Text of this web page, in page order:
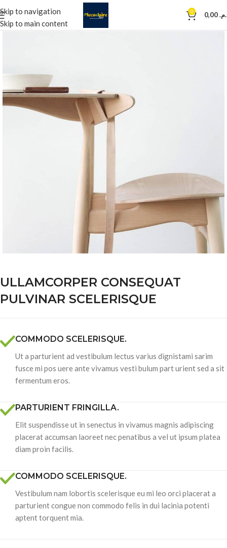
Skip to navigation
Skip to main content
0
ULLAMCORPER CONSEQUAT
PULVINAR SCELERISQUE
COMMODO SCELERISQUE.
Ut a parturient ad vestibulum lectus varius dignistami sarim
fusce mi pos uere ante vivamus vesti bulum part urient sed a sit
fermentum eros.
PARTURIENT FRINGILLA.
Elit suspendisse ut in senectus in vivamus magnis adipiscing
placerat accumsan laoreet nec penatibus a vel ut ipsum platea
diam proin facilis.
COMMODO SCELERISQUE.
Vestibulum nam lobortis scelerisque eu mi leo orci placerat a
parturient congue non commodo felis in dui lacinia potenti
aptent torquent mia.